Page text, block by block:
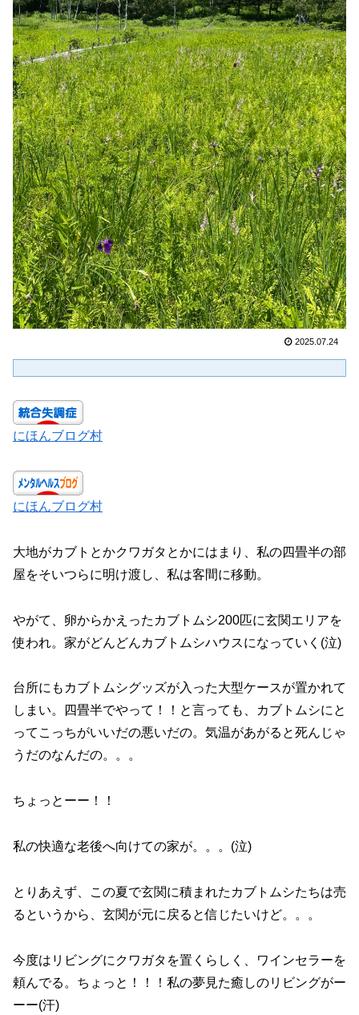
2025.07.24
にほんブログ村
にほんブログ村
大地がカブトとかクワガタとかにはまり、私の四畳半の部
屋をそいつらに明け渡し、私は客間に移動。
やがて、卵からかえったカブトムシ200匹に玄関エリアを
使われ。家がどんどんカブトムシハウスになっていく(泣)
台所にもカブトムシグッズが入った大型ケースが置かれて
しまい。四畳半でやって！！と言っても、カブトムシにと
ってこっちがいいだの悪いだの。気温があがると死んじゃ
うだのなんだの。。。
ちょっとーー！！
私の快適な老後へ向けての家が。。。(泣)
とりあえず、この夏で玄関に積まれたカブトムシたちは売
るというから、玄関が元に戻ると信じたいけど。。。
今度はリビングにクワガタを置くらしく、ワインセラーを
頼んでる。ちょっと！！！私の夢見た癒しのリビングがー
ーー(汗)